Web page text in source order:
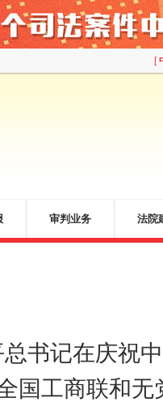
[
审判业务 法院
书记在庆祝
国工商联和无